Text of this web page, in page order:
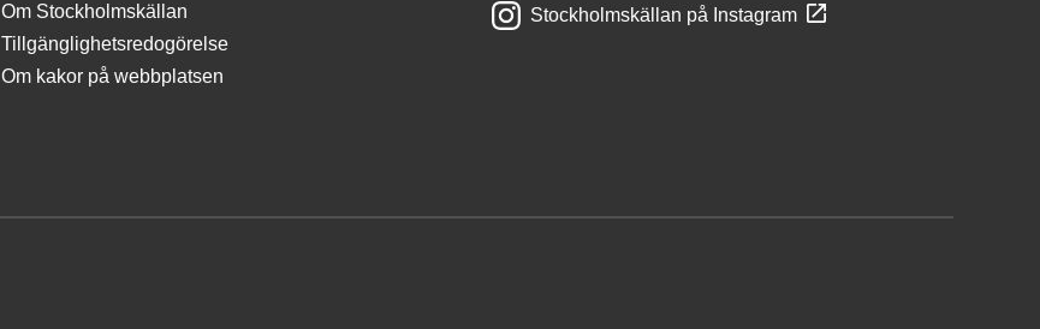
Om Stockholmskällan
Tillgänglighetsredogörelse
Om kakor på webbplatsen
Stockholmskällan på Instagram